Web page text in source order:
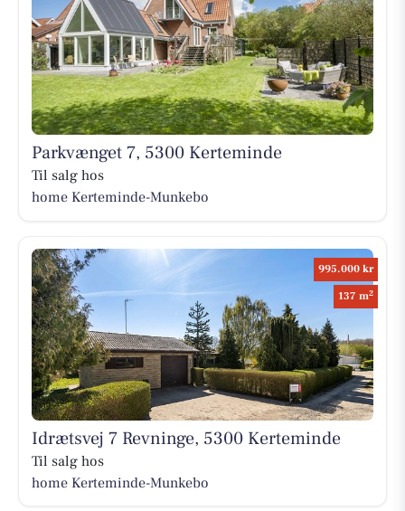
Parkvænget 7, 5300 Kerteminde
Til salg hos
home Kerteminde-Munkebo
995.000 kr
137 m2
Idrætsvej 7 Revninge, 5300 Kerteminde
Til salg hos
home Kerteminde-Munkebo